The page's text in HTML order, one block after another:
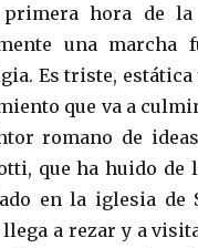
hora de la
una
Es triste,
que va a
romano de
que ha huido de
en la iglesia de
llega a rezar y a